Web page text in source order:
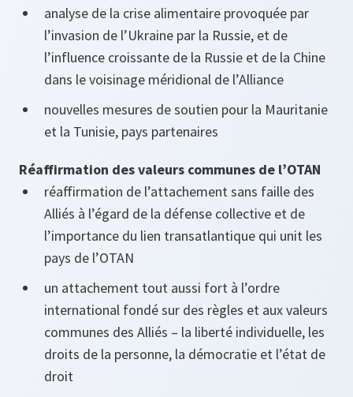
analyse de la crise alimentaire provoquée par
l’invasion de l’Ukraine par la Russie, et de
l’influence croissante de la Russie et de la Chine
dans le voisinage méridional de l’Alliance
nouvelles mesures de soutien pour la Mauritanie
et la Tunisie, pays partenaires
Réaffirmation des valeurs communes de l’OTAN
réaffirmation de l’attachement sans faille des
Alliés à l’égard de la défense collective et de
l’importance du lien transatlantique qui unit les
pays de l’OTAN
un attachement tout aussi fort à l’ordre
international fondé sur des règles et aux valeurs
communes des Alliés – la liberté individuelle, les
droits de la personne, la démocratie et l’état de
droit